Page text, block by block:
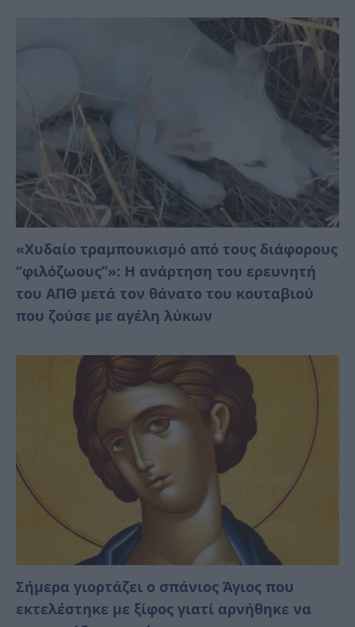
«Χυδαίο τραμπουκισμό από τους διάφορους
“φιλόζωους”»: Η ανάρτηση του ερευνητή
του ΑΠΘ μετά τον θάνατο του κουταβιού
που ζούσε με αγέλη λύκων
Σήμερα γιορτάζει ο σπάνιος Άγιος που
εκτελέστηκε με ξίφος γιατί αρνήθηκε να